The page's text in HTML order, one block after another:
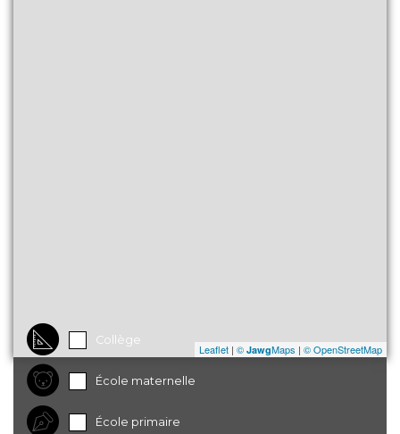
Leaflet | © JawgMaps | © OpenStreetMap
Collège
École maternelle
École primaire